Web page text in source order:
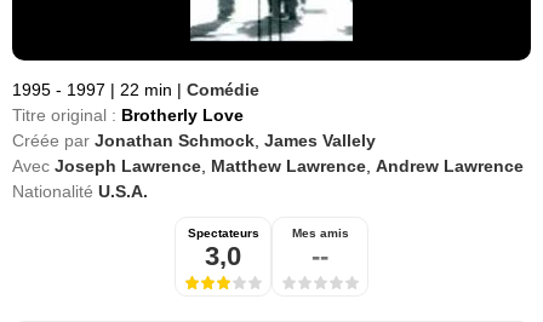
1995 - 1997 | 22 min | Comédie
Titre original : Brotherly Love
Créée par Jonathan Schmock James Vallely
Avec Joseph Lawrence Matthew Lawrence Andrew Lawrence
Nationalité U.S.A.
Spectateurs
3,0
Mes amis
--